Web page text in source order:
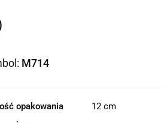
M714
opakowania
12 cm